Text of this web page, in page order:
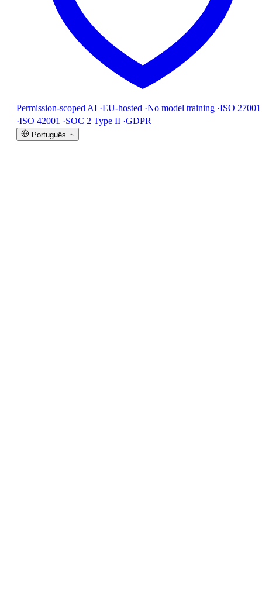
Permission-scoped AI ·EU-hosted ·No model training ·ISO 27001
·ISO 42001 ·SOC 2 Type II ·GDPR
Português